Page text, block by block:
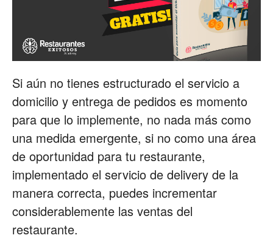
Restaurantes
Si aún no tienes estructurado el servicio a
domicilio y entrega de pedidos es momento
para que lo implemente, no nada más como
una medida emergente, si no como una área
de oportunidad para tu restaurante,
implementado el servicio de delivery de la
manera correcta, puedes incrementar
considerablemente las ventas del
restaurante.